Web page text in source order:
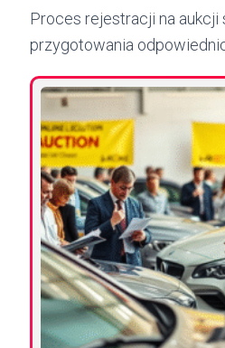
Proces rejestracji na
przygotowania